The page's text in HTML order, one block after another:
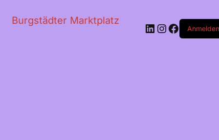
Burgstädter Marktplatz
LinkedIn
Instagram
Anmelden